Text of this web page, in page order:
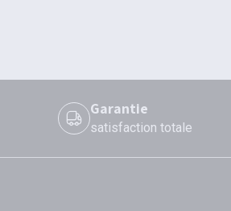
Garantie
satisfaction totale